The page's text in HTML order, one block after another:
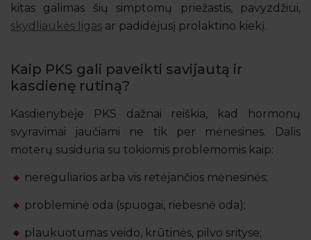
kitas galimas šių simptomų priežastis, pavyzdžiui,
skydliaukės ligas ar padidėjusį prolaktino kiekį.
Kaip PKS gali paveikti savijautą ir
kasdienę rutiną?
Kasdienybėje PKS dažnai reiškia, kad hormonų
svyravimai jaučiami ne tik per mėnesines. Dalis
moterų susiduria su tokiomis problemomis kaip:
nereguliarios arba vis retėjančios mėnesinės;
probleminė oda (spuogai, riebesnė oda);
plaukuotumas veido, krūtinės, pilvo srityse;